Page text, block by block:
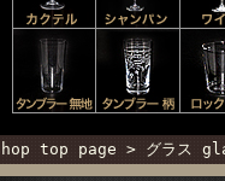
top page > グラス